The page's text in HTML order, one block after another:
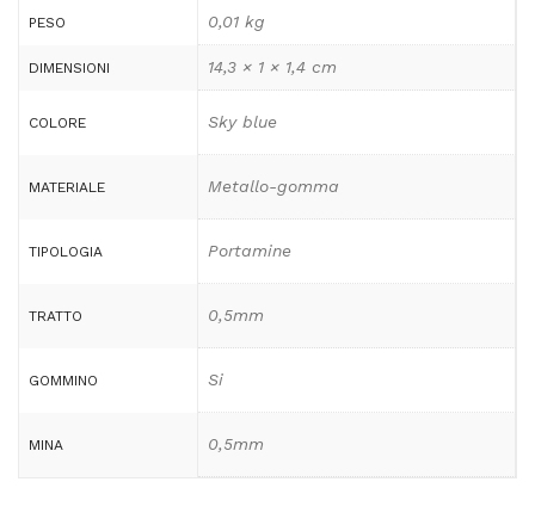
PESO 0,01 kg
DIMENSIONI 14,3 × 1 × 1,4 cm
COLORE Sky blue
MATERIALE Metallo-gomma
TIPOLOGIA Portamine
TRATTO 0,5mm
GOMMINO Si
MINA 0,5mm